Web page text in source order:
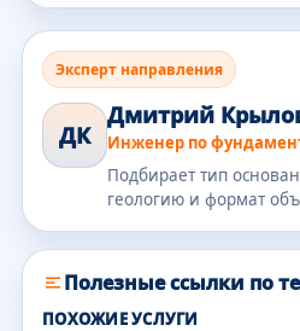
Эксперт направления
ДК
Дмитрий
Инженер по
Подбирает тип
геологию и формат
Полезные ссылки по
ПОХОЖИЕ УСЛУГИ